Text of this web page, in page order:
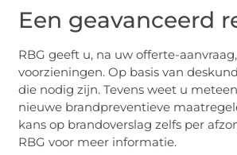
Een geavanceerd
RBG geeft u, na uw offerte-
voorzieningen. Op basis van
die nodig zijn. Tevens weet u
nieuwe brandpreventieve
kans op brandoverslag zelfs per
RBG voor meer informatie.